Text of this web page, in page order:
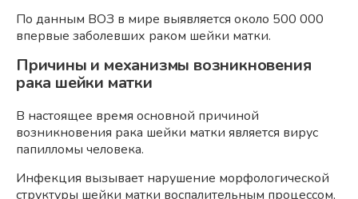
По данным ВОЗ в мире выявляется около 500 000
впервые заболевших раком шейки матки.
Причины и механизмы возникновения
рака шейки матки
В настоящее время основной причиной
возникновения рака шейки матки является вирус
папилломы человека.
Инфекция вызывает нарушение морфологической
структуры шейки матки воспалительным процессом,